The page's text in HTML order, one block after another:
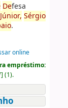
Defesa
Júnior, Sérgio
.
online
empréstimo:
] (1).